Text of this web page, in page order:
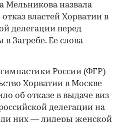
Мельникова назвала
властей Хорватии в
делегации перед
Загребе. Ее слова
России (ФГР)
Хорватии в Москве
об отказе в выдаче виз
делегации на
них — лидеры женской